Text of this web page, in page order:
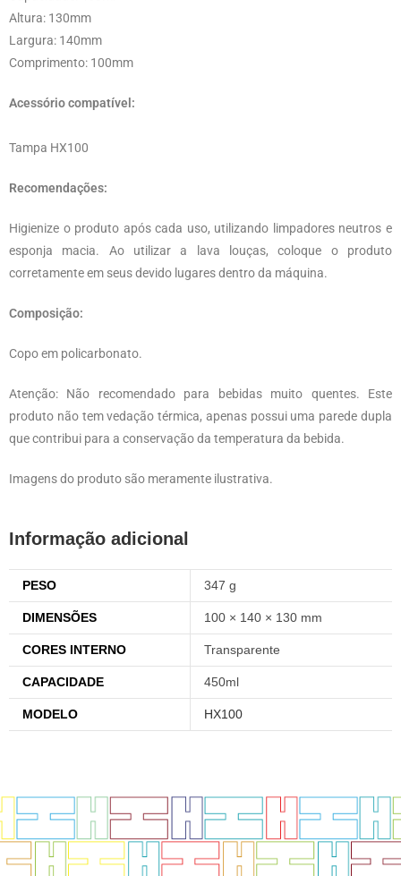
Altura: 130mm
Largura: 140mm
Comprimento: 100mm
Acessório compatível:
Tampa HX100
Recomendações:
Higienize o produto após cada uso, utilizando limpadores neutros e
esponja macia. Ao utilizar a lava louças, coloque o produto
corretamente em seus devido lugares dentro da máquina.
Composição:
Copo em policarbonato.
Atenção: Não recomendado para bebidas muito quentes. Este
produto não tem vedação térmica, apenas possui uma parede dupla
que contribui para a conservação da temperatura da bebida.
Imagens do produto são meramente ilustrativa.
Informação adicional
PESO 347 g
DIMENSÕES 100 × 140 × 130 mm
CORES INTERNO Transparente
CAPACIDADE 450ml
MODELO HX100